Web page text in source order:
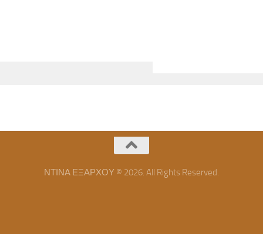
ΝΤΙΝΑ ΕΞΑΡΧΟΥ © 2026. All Rights Reserved.